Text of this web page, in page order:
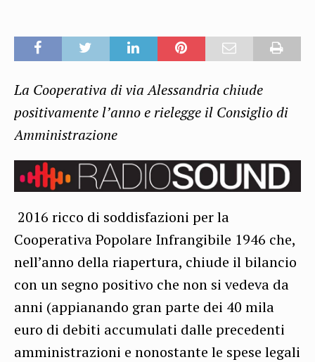
La Cooperativa di via Alessandria chiude
positivamente l’anno e rielegge il Consiglio di
Amministrazione
2016 ricco di soddisfazioni per la
Cooperativa Popolare Infrangibile 1946 che,
nell’anno della riapertura, chiude il bilancio
con un segno positivo che non si vedeva da
anni (appianando gran parte dei 40 mila
euro di debiti accumulati dalle precedenti
amministrazioni e nonostante le spese legali